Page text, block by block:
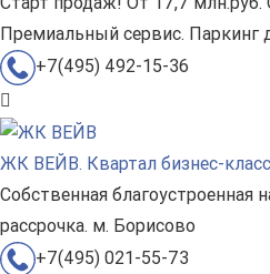
Премиальный сервис. Паркинг
+7(495) 492-15-36
ЖК ВЕЙВ. Квартал бизнес-
Собственная благоустроенная
рассрочка. м. Борисово
+7(495) 021-55-73